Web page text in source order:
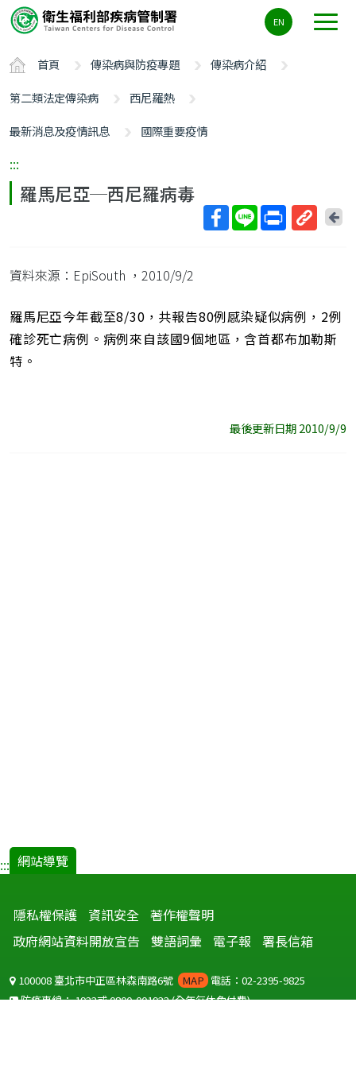
要
容
ALT+C
EN
首頁 傳染病與防疫專題
傳染病介紹
第二類法定傳染病
西尼羅熱
最新消息及疫情訊息
國際重要疫情
:::
羅馬尼亞─西尼羅病毒
址
回
資料來源：EpiSouth ，2010/9/2
羅馬尼亞今年截至8/30，共報告80例感染疑似病例，2例
確診死亡病例。病例來自該國9個地區，含首都布加勒斯
特。
最後更新日期 2010/9/9
::: 網站導覽
隱私權保護 資訊安全 著作權聲明
政府網站資料開放宣告
雙語詞彙 電子報 署長信箱
100008 臺北市中正區林森南路6號 MAP 電話：02-2395-9825
防疫專線：1922或0800-001922(全年無休免付費)